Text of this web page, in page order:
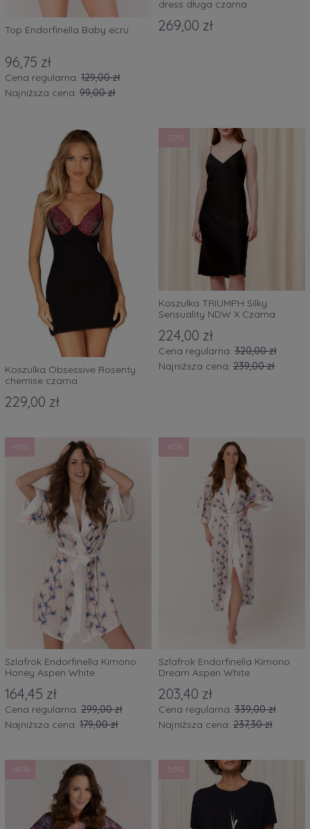
Top Endorfinella Baby ecru
96,75 zł
Cena regularna: 129,00 zł
Najniższa cena: 99,00 zł
dress długa czarna
269,00 zł
Koszulka Obsessive Rosenty
chemise czarna
229,00 zł
Koszulka TRIUMPH Silky
Sensuality NDW X Czarna
224,00 zł
Cena regularna: 320,00 zł
Najniższa cena: 239,00 zł
-30%
Szlafrok Endorfinella Kimono
Honey Aspen White
164,45 zł
Cena regularna: 299,00 zł
Najniższa cena: 179,00 zł
-45%
Szlafrok Endorfinella Kimono
Dream Aspen White
203,40 zł
Cena regularna: 339,00 zł
Najniższa cena: 237,30 zł
-40%
-40% -50%